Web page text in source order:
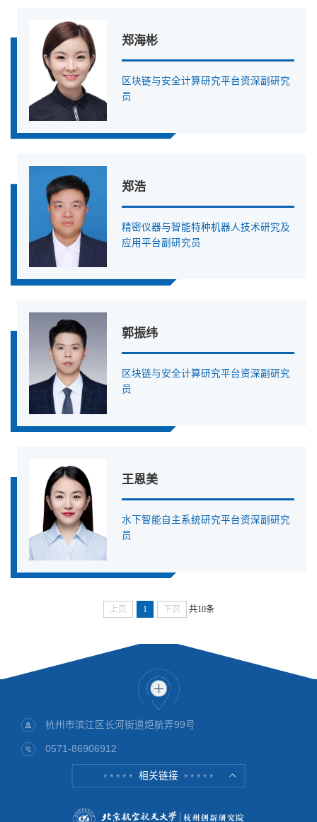
郑海彬
区块链与安全计算研究平台资深副研究
员
郑浩
精密仪器与智能特种机器人技术研究及
应用平台副研究员
郭振纬
区块链与安全计算研究平台资深副研究
员
王恩美
水下智能自主系统研究平台资深副研究
员
上页 1 下页 共10条
杭州市滨江区长河街道炬航弄99号
0571-86906912
* * * * * 相关链接 * * * * *